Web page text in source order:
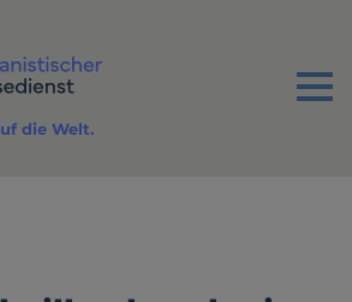
Menu
die Welt.